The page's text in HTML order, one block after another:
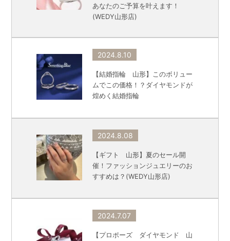
あなたのご予算を叶えます！
(WEDY山形店)
2024.8.10
【結婚指輪 山形】このボリュー
ムでこの価格！？ダイヤモンドが
煌めく結婚指輪
2024.8.08
【ギフト 山形】夏のセール開
催！ファッションジュエリーのお
すすめは？(WEDY山形店)
2024.7.07
【プロポーズ ダイヤモンド 山